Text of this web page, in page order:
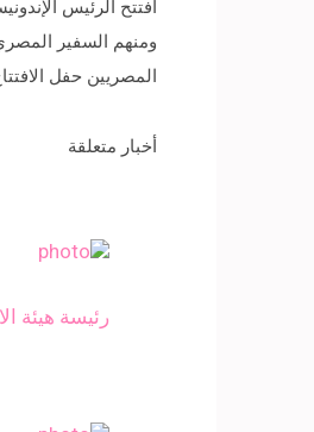
المصريين حفل الافتتاح فيما تم تكريم 6 منهم
أخبار متعلقة
رئيسة هيئة